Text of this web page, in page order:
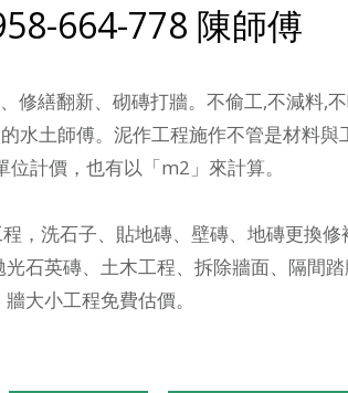
664-778 陳師傅
修繕翻新、砌磚打牆。不偷工,不減料,
水土師傅。泥作工程施作不管是材料與
位計價，也有以「m2」來計算。
，洗石子、貼地磚、壁磚、地磚更換
石英磚、土木工程、拆除牆面、隔間
牆大小工程免費估價。